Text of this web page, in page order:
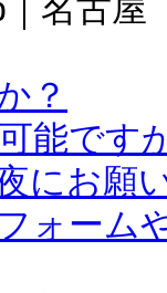
？
能です
にお願
ォーム